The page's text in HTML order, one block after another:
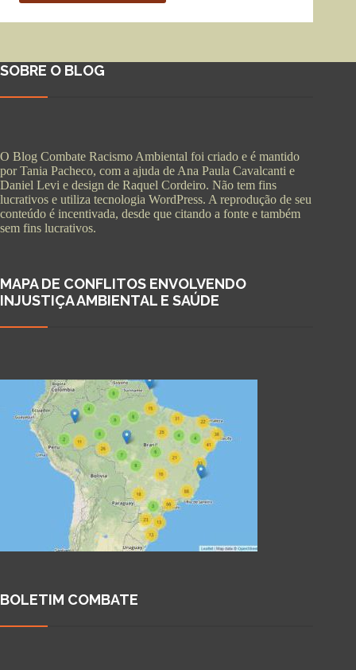
SOBRE O BLOG
O Blog Combate Racismo Ambiental foi criado e é mantido
por Tania Pacheco, com a ajuda de Ana Paula Cavalcanti e
Daniel Levi e design de Raquel Cordeiro. Não tem fins
lucrativos e utiliza tecnologia WordPress. A reprodução de seu
conteúdo é incentivada, desde que citando a fonte e também
sem fins lucrativos.
MAPA DE CONFLITOS ENVOLVENDO
INJUSTIÇA AMBIENTAL E SAÚDE
BOLETIM COMBATE